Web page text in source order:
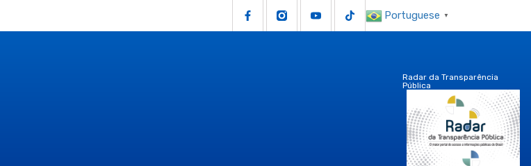
Portuguese ▼
Radar da Transparência
Pública